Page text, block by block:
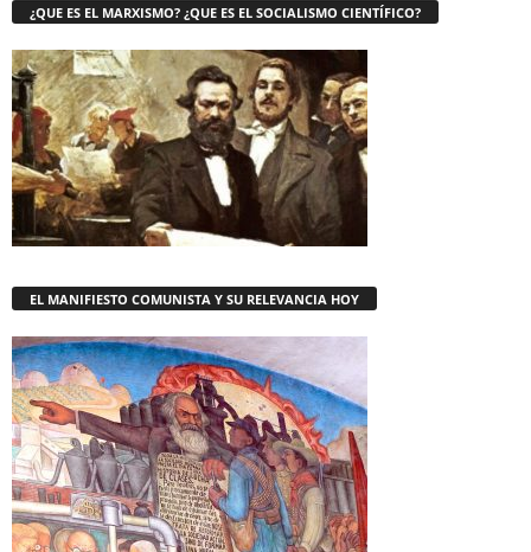
¿QUE ES EL MARXISMO? ¿QUE ES EL SOCIALISMO CIENTÍFICO?
EL MANIFIESTO COMUNISTA Y SU RELEVANCIA HOY